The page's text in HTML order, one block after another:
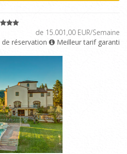
de 15.001,00 EUR/Semaine
de réservation
Meilleur tarif garanti